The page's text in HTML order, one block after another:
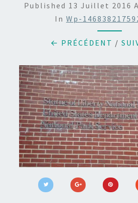
Published 13 Juillet 2016
In Wp-
← PRÉCÉDENT /